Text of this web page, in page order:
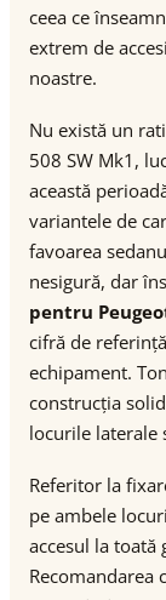
ceea ce
extrem de
noastre.
Nu există un
508 SW Mk1,
această
variantele de
favoarea
nesigură, dar
pentru
cifră de
echipament.
construcția
locurile laterale
Referitor la
pe ambele
accesul la toată
Recomandarea